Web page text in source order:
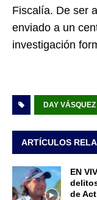
Fiscalía. De ser
enviado a un
investigación
DAY VÁSQUEZ
ARTÍCULOS
EN
de